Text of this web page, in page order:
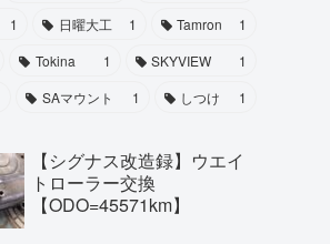
1 日曜大工 1 Tamron
1
Tokina 1 SKYVIEW
1
SAマウント 1 しつけ 1
【シグナス改造録】ウエイ
トローラー交換
【ODO=45571km】